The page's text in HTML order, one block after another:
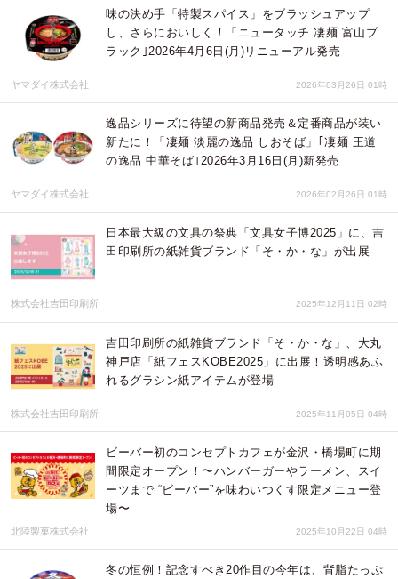
味の決め手「特製スパイス」をブラッシュアップ
し、さらにおいしく！「ニュータッチ 凄麺 富山ブ
ラック｣2026年4月6日(月)リニューアル発売
ヤマダイ株式会社 2026年03月26日 01時
逸品シリーズに待望の新商品発売＆定番商品が装い
新たに！「凄麺 淡麗の逸品 しおそば」｢凄麺 王道
の逸品 中華そば｣2026年3月16日(月)新発売
ヤマダイ株式会社 2026年02月26日 01時
日本最大級の文具の祭典「文具女子博2025」に、吉
田印刷所の紙雑貨ブランド「そ・か・な」が出展
株式会社吉田印刷所 2025年12月11日 02時
吉田印刷所の紙雑貨ブランド「そ・か・な」、大丸
神戸店「紙フェスKOBE2025」に出展！透明感あふ
れるグラシン紙アイテムが登場
株式会社吉田印刷所 2025年11月05日 04時
ビーバー初のコンセプトカフェが金沢・橋場町に期
間限定オープン！〜ハンバーガーやラーメン、スイ
ーツまで “ビーバー”を味わいつくす限定メニュー登
場〜
北陸製菓株式会社 2025年10月22日 04時
冬の恒例！記念すべき20作目の今年は、背脂たっぷ